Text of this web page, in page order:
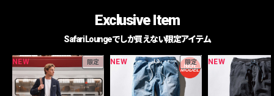
Exclusive Item
Safari Loungeでしか買えない限定アイテム
NEW 限定 NEW 限定 NEW